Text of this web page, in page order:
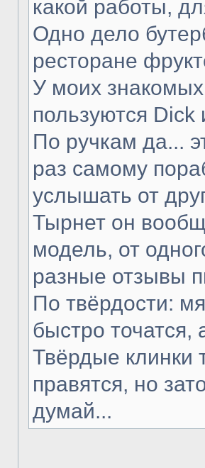
какой работы,
Одно дело
ресторане
У моих
пользуются Dick
По ручкам да...
раз самому
услышать от
Тырнет он
модель, от
разные отзывы
По твёрдости:
быстро точатся,
Твёрдые клинки
правятся, но
думай...